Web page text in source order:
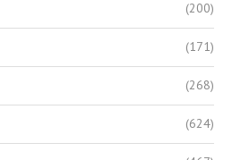
(200)
(171)
(268)
(624)